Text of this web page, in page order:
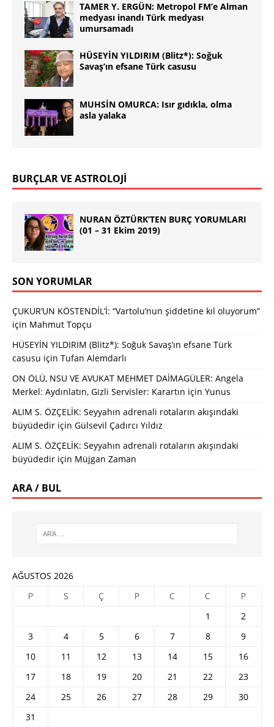
TAMER Y. ERGÜN: Metropol FM’e Alman
medyası inandı Türk medyası
umursamadı
HÜSEYİN YILDIRIM (Blitz*): Soğuk
Savaş’ın efsane Türk casusu
MUHSİN OMURCA: Isır gıdıkla, olma
asla yalaka
BURÇLAR VE ASTROLOJİ
NURAN ÖZTÜRK’TEN BURÇ YORUMLARI
(01 – 31 Ekim 2019)
SON YORUMLAR
ÇUKUR’UN KÖSTENDİL’İ: “Vartolu’nun şiddetine kıl oluyorum”
için Mahmut Topçu
HÜSEYİN YILDIRIM (Blitz*): Soğuk Savaş’ın efsane Türk
casusu için Tufan Alemdarlı
ON ÖLÜ, NSU VE AVUKAT MEHMET DAİMAGÜLER: Angela
Merkel: Aydınlatın, Gizli Servisler: Karartın için Yunus
ALIM S. ÖZÇELİK: Seyyahın adrenali rotaların akışındaki
büyüdedir için Gülsevil Çadırcı Yıldız
ALIM S. ÖZÇELİK: Seyyahın adrenali rotaların akışındaki
büyüdedir için Müjgan Zaman
ARA / BUL
AĞUSTOS 2026
P
S Ç P C C
P
1
2
3
4 5 6 7 8
9
10
11 12 13 14 15
16
17
18 19 20 21 22
23
24
25 26 27 28 29
30
31